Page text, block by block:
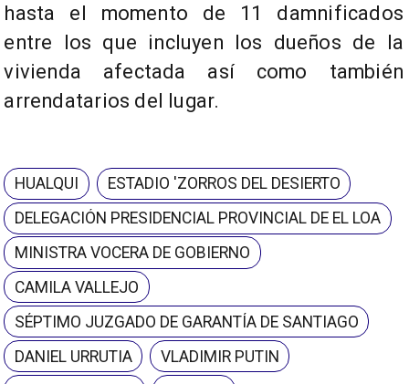
hasta el momento de 11 damnificados
entre los que incluyen los dueños de la
vivienda afectada así como también
arrendatarios del lugar.
HUALQUI
ESTADIO 'ZORROS DEL DESIERTO
DELEGACIÓN PRESIDENCIAL PROVINCIAL DE EL LOA
MINISTRA VOCERA DE GOBIERNO
CAMILA VALLEJO
SÉPTIMO JUZGADO DE GARANTÍA DE SANTIAGO
DANIEL URRUTIA
VLADIMIR PUTIN